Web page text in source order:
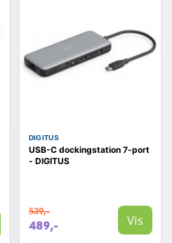
DIGITUS
USB-C dockingstation 7-port
- DIGITUS
539,-
489,- Vis